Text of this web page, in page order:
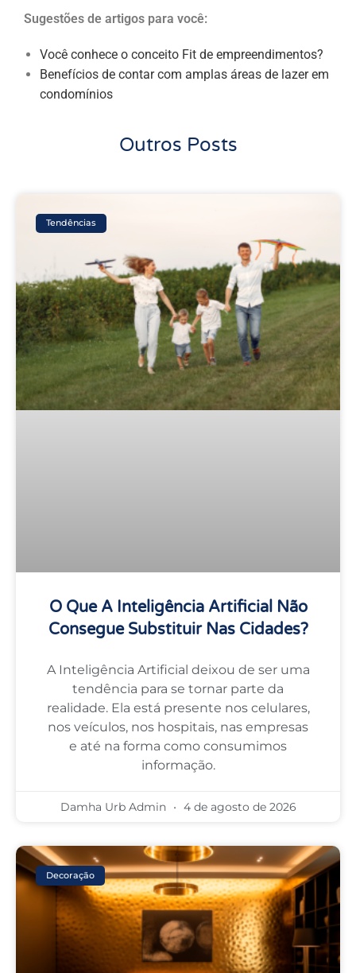
Sugestões de artigos para você:
Você conhece o conceito Fit de empreendimentos?
Benefícios de contar com amplas áreas de lazer em
condomínios
Outros Posts
Tendências
O Que A Inteligência Artificial Não
Consegue Substituir Nas Cidades?
A Inteligência Artificial deixou de ser uma
tendência para se tornar parte da
realidade. Ela está presente nos celulares,
nos veículos, nos hospitais, nas empresas
e até na forma como consumimos
informação.
Damha Urb Admin 4 de agosto de 2026
Decoração